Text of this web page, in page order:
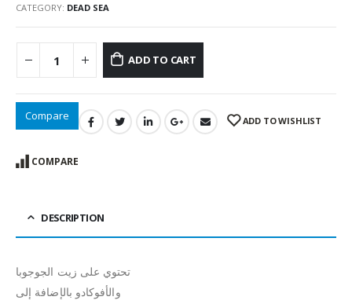
CATEGORY: DEAD SEA
ADD TO CART
Compare ADD TO WISHLIST
COMPARE
DESCRIPTION
تحتوي على زيت الجوجوبا
والأفوكادو بالإضافة إلى